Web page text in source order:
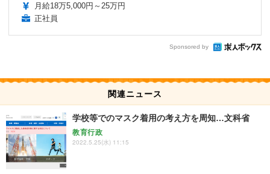
月給18万5,000円～25万円
正社員
Sponsored by
関連ニュース
学校等でのマスク着用の考え方を周知…文科省
教育行政
2022.5.25(水) 11:15